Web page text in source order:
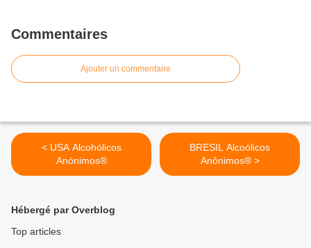
Commentaires
Ajouter un commentaire
< USA Alcohólicos
Anónimos®
BRESIL Alcoólicos
Anônimos® >
Hébergé par Overblog
Top articles